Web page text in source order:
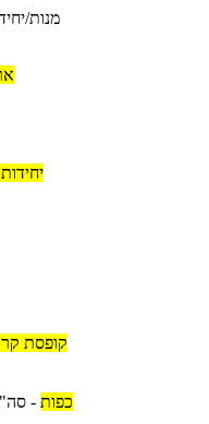
5 מנות/יחידות, 770 גרם
קופסת
כפות -